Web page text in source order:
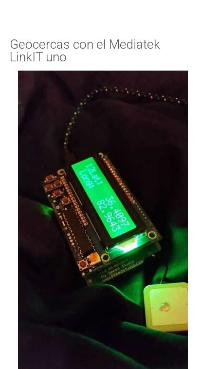
Geocercas con el Mediatek
LinkIT uno